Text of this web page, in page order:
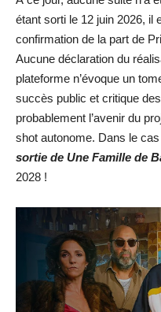
étant sorti le 12 juin 2026, il
confirmation de la part de
Aucune déclaration du
plateforme n’évoque un
succès public et critique
probablement l’avenir du
shot autonome. Dans le
sortie de Une Famille de
2028 !